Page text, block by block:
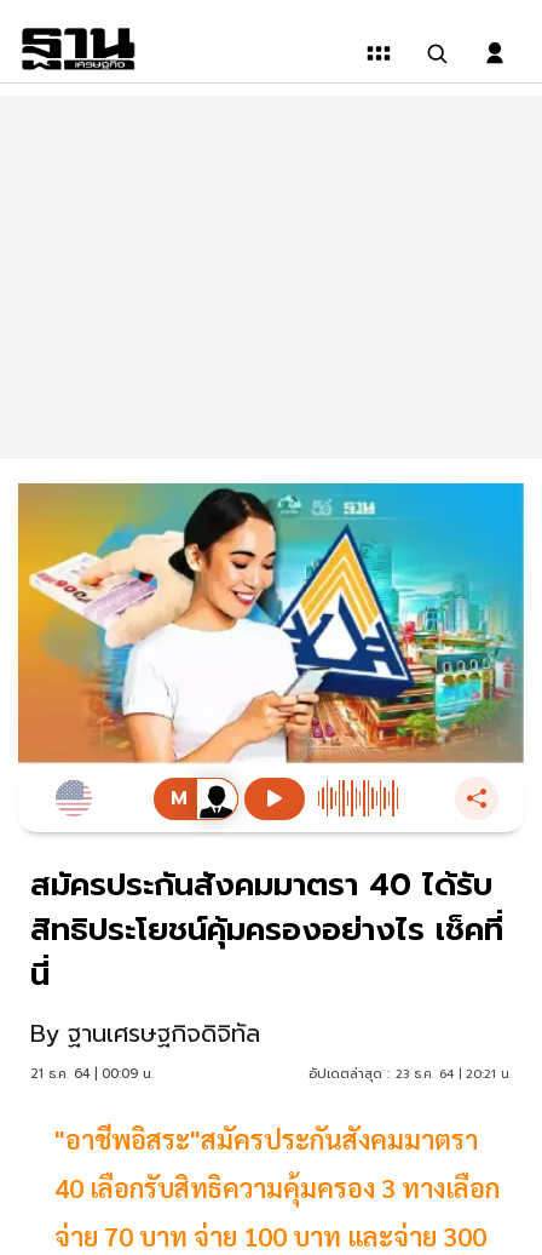
สมัครประกันสังคมมาตรา 40 ได้รับ
สิทธิประโยชน์คุ้มครองอย่างไร เช็คที่
นี่
By ฐานเศรษฐกิจดิจิทัล
21 ธ.ค. 64 | 00:09 น. อัปเดตล่าสุด : 23 ธ.ค. 64 | 20:21 น.
"อาชีพอิสระ"สมัครประกันสังคมมาตรา
40 เลือกรับสิทธิความคุ้มครอง 3 ทางเลือก
จ่าย 70 บาท จ่าย 100 บาท และจ่าย 300